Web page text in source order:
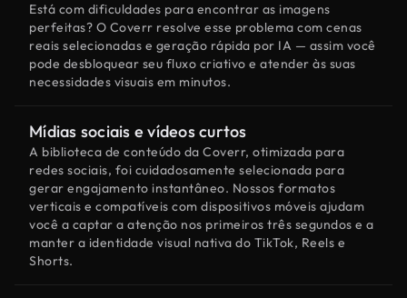
Está com dificuldades para encontrar as imagens
perfeitas? O Coverr resolve esse problema com cenas
reais selecionadas e geração rápida por IA — assim você
pode desbloquear seu fluxo criativo e atender às suas
necessidades visuais em minutos.
Mídias sociais e vídeos curtos
A biblioteca de conteúdo da Coverr, otimizada para
redes sociais, foi cuidadosamente selecionada para
gerar engajamento instantâneo. Nossos formatos
verticais e compatíveis com dispositivos móveis ajudam
você a captar a atenção nos primeiros três segundos e a
manter a identidade visual nativa do TikTok, Reels e
Shorts.